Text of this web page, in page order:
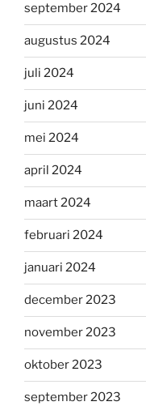
september 2024
augustus 2024
juli 2024
juni 2024
mei 2024
april 2024
maart 2024
februari 2024
januari 2024
december 2023
november 2023
oktober 2023
september 2023